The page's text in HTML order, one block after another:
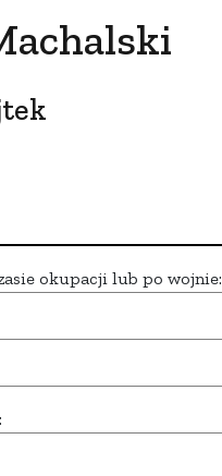
okupacji lub po wojnie: